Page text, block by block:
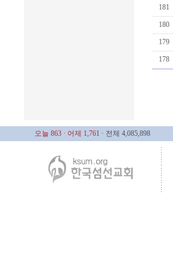
181
180
179
178
오늘 863 · 어제 1,761 · 전체 4,085,898